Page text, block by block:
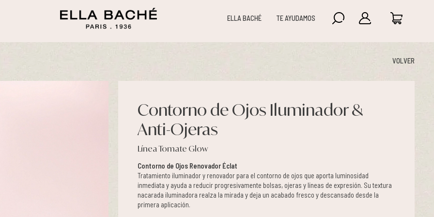
ELLA BACHÉ TE AYUDAMOS
VOLVER
Contorno de Ojos Iluminador &
Anti-Ojeras
Línea Tomate Glow
Contorno de Ojos Renovador Éclat
Tratamiento iluminador y renovador para el contorno de ojos que aporta luminosidad
inmediata y ayuda a reducir progresivamente bolsas, ojeras y líneas de expresión. Su textura
nacarada iluminadora realza la mirada y deja un acabado fresco y descansado desde la
primera aplicación.